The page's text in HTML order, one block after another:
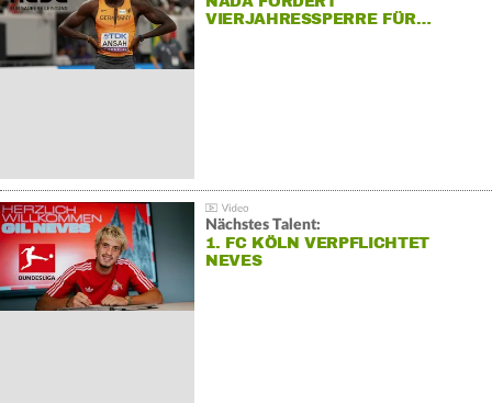
VIERJAHRESSPERRE FÜR…
Nächstes Talent:
1. FC KÖLN VERPFLICHTET
NEVES